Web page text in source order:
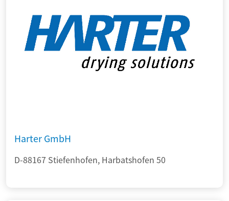
Harter GmbH
D-88167 Stiefenhofen, Harbatshofen 50